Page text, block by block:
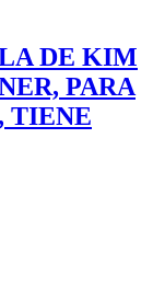
DE KIM
PARA
TIENE